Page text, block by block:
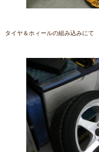
タイヤ＆ホィールの組み込みにて